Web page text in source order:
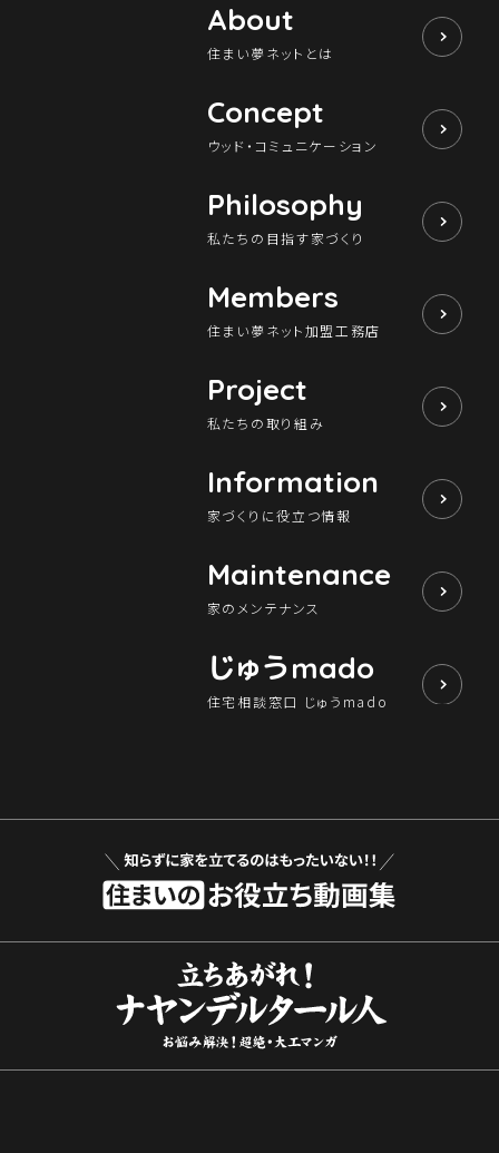
About
住まい夢ネットとは
Concept
ウッド・コミュニケーション
Philosophy
私たちの目指す家づくり
Members
住まい夢ネット加盟工務店
Project
私たちの取り組み
Information
家づくりに役立つ情報
Maintenance
家のメンテナンス
じゅうmado
住宅相談窓口 じゅうmado